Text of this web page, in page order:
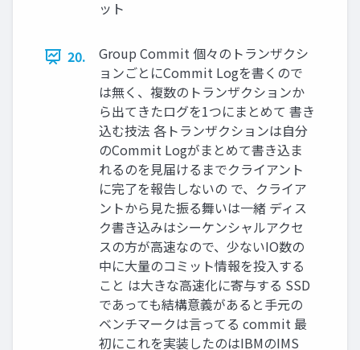
ット
20.
Group Commit 個々のトランザクシ
ョンごとにCommit Logを書くので
は無く、複数のトランザクションか
ら出てきたログを1つにまとめて 書き
込む技法 各トランザクションは自分
のCommit Logがまとめて書き込ま
れるのを見届けるまでクライアント
に完了を報告しないの で、クライア
ントから見た振る舞いは一緒 ディス
ク書き込みはシーケンシャルアクセ
スの方が高速なので、少ないIO数の
中に大量のコミット情報を投入する
こと は大きな高速化に寄与する SSD
であっても結構意義があると手元の
ベンチマークは言ってる commit 最
初にこれを実装したのはIBMのIMS